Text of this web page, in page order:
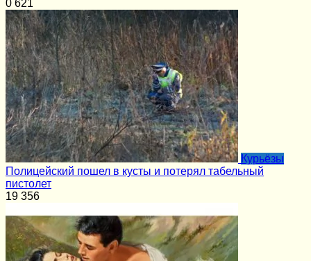
0 621
Курьёзы
Полицейский пошел в кусты и потерял табельный
пистолет
19 356